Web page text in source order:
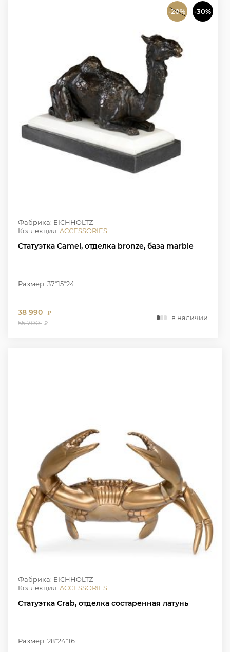
-20% -30%
Фабрика: EICHHOLTZ
Коллекция: ACCESSORIES
Статуэтка Camel, отделка bronze, база marble
Размер: 37*15*24
38 990 ₽
55 700 ₽
в наличии
Фабрика: EICHHOLTZ
Коллекция: ACCESSORIES
Статуэтка Crab, отделка состаренная латунь
Размер: 28*24*16